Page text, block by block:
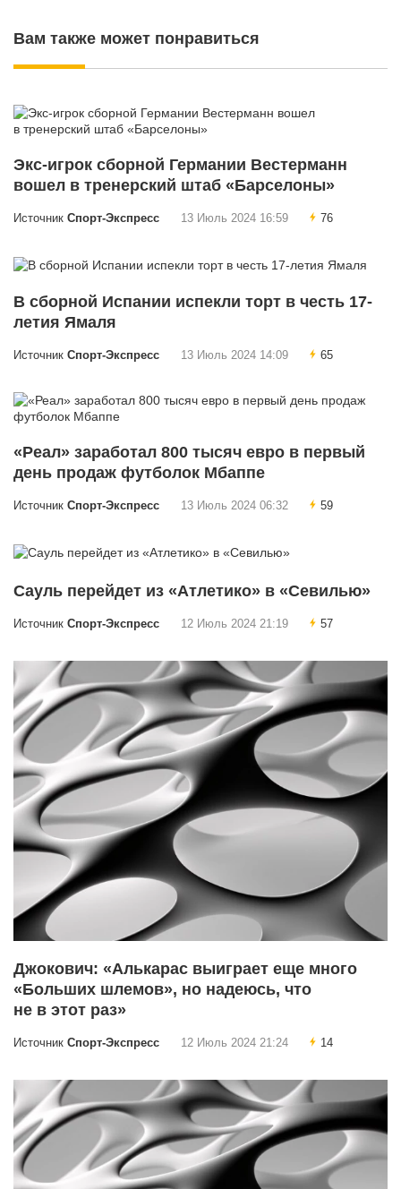
Вам также может понравиться
Экс-игрок сборной Германии Вестерманн
вошел в тренерский штаб «Барселоны»
Источник Спорт-Экспресс 13 Июль 2024 16:59 76
В сборной Испании испекли торт в честь 17-
летия Ямаля
Источник Спорт-Экспресс 13 Июль 2024 14:09 65
«Реал» заработал 800 тысяч евро в первый
день продаж футболок Мбаппе
Источник Спорт-Экспресс 13 Июль 2024 06:32 59
Сауль перейдет из «Атлетико» в «Севилью»
Источник Спорт-Экспресс 12 Июль 2024 21:19 57
Джокович: «Алькарас выиграет еще много
«Больших шлемов», но надеюсь, что
не в этот раз»
Источник Спорт-Экспресс 12 Июль 2024 21:24 14